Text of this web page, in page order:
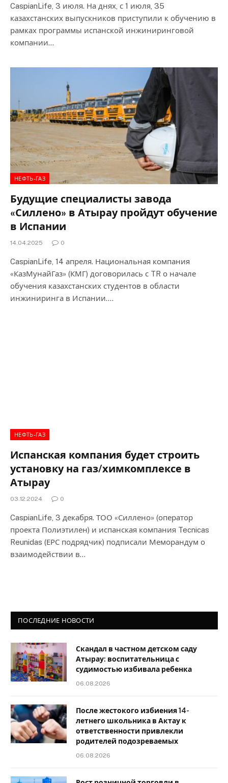
CaspianLife, 3 июля. На днях, с 1 июля, 35
казахстанских выпускников приступили к обучению в
рамках программы испанской инжиниринговой
компании…
НЕФТЬ-ГАЗ
Будущие специалисты завода
«Силлено» в Атырау пройдут обучение
в Испании
14.04.2025 0
CaspianLife, 14 апреля. Национальная компания
«КазМунайГаз» (КМГ) договорилась с TR о начале
обучения казахстанских студентов в области
инжиниринга в Испании.…
НЕФТЬ-ГАЗ
Испанская компания будет строить
установку на газ/химкомплексе в
Атырау
03.12.2024 0
CaspianLife, 3 декабря. ТОО «Силлено» (оператор
проекта Полиэтилен) и испанская компания Tecnicas
Reunidas (ЕРС подрядчик) подписали Меморандум о
взаимодействии в…
ПОСЛЕДНИЕ НОВОСТИ
Скандал в частном детском саду
Атырау: воспитательница с
судимостью избивала ребенка
06.08.2026
После жестокого избиения 14-
летнего школьника в Актау к
ответственности привлекли
родителей подозреваемых
06.08.2026